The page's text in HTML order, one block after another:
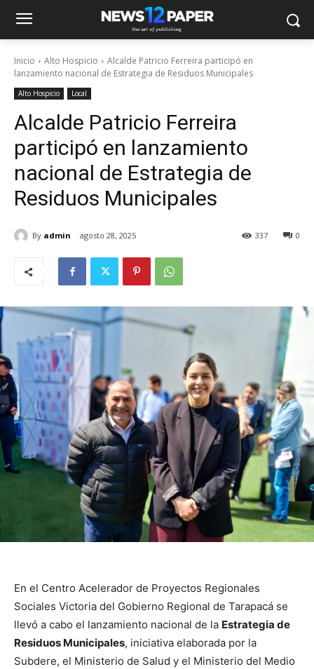
Inicio Alto Hospicio
Alcalde Patricio Ferreira participó en
lanzamiento nacional de Estrategia de Residuos Municipales
Alto Hospicio Local
Alcalde Patricio Ferreira
participó en lanzamiento
nacional de Estrategia de
Residuos Municipales
By admin agosto 28, 2025 0
337
En el Centro Acelerador de Proyectos Regionales
Sociales Victoria del Gobierno Regional de Tarapacá se
llevó a cabo el lanzamiento nacional de la Estrategia de
Residuos Municipales, iniciativa elaborada por la
Subdere, el Ministerio de Salud y el Ministerio del Medio